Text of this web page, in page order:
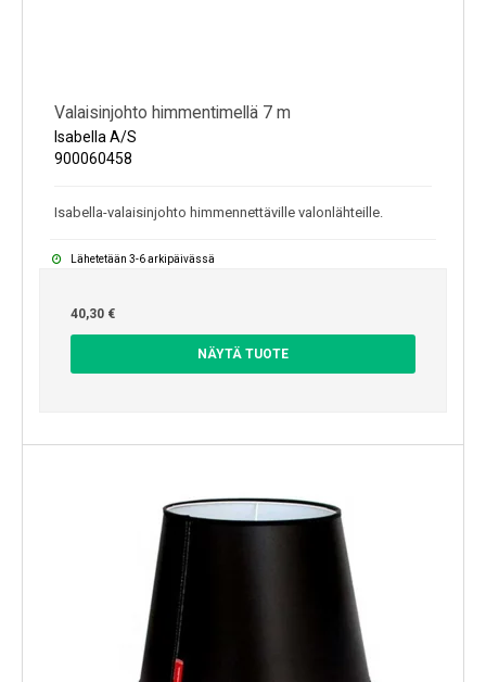
Valaisinjohto himmentimellä 7 m
Isabella A/S
900060458
Isabella-valaisinjohto himmennettäville valonlähteille.
Lähetetään 3-6 arkipäivässä
40,30 €
NÄYTÄ TUOTE